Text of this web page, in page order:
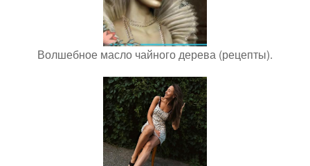
Волшебное масло чайного дерева (рецепты).